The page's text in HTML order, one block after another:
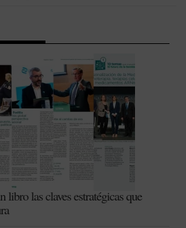
libro las claves estratégicas que